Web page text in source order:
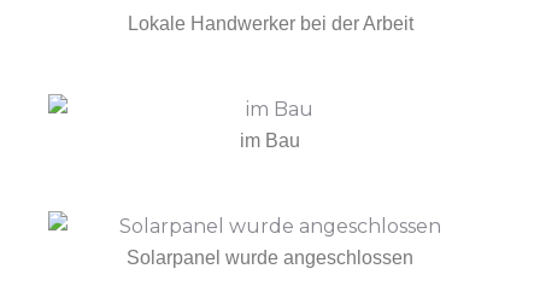
Lokale Handwerker bei der Arbeit
im Bau
Solarpanel wurde angeschlossen